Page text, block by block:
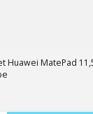
Huawei MatePad